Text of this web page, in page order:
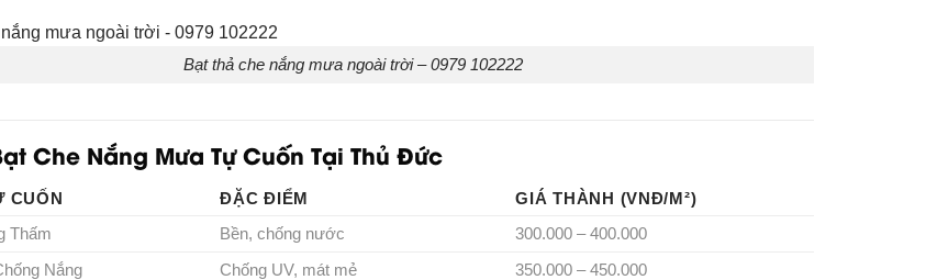
Bạt thả che nắng mưa ngoài trời – 0979 102222
Che Nắng Mưa Tự Cuốn Tại Thủ Đức
CUỐN ĐẶC ĐIỂM
GIÁ THÀNH (VNĐ/M²)
Thấm
Bền, chống nước 300.000 – 400.000
Nắng Chống UV, mát mẻ 350.000 – 450.000